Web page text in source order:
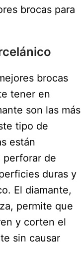
brocas para
brocas
tener en
son las más
tipo de
están
perforar de
duras y
El diamante,
permite que
y corten el
sin causar